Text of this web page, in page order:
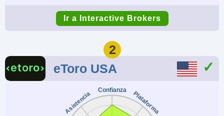
Cuenta Demo
Yes
Depósito Mínimo
$0
1:50 (major forex
pairs), 1:2-1:4
Copy Trading Regulador
Ir a Interactive Brokers
2
eToro USA
Confianza Plataforma
Asistencia